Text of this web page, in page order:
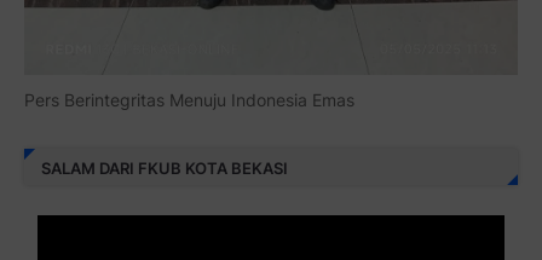
Pers Berintegritas Menuju Indonesia Emas
SALAM DARI FKUB KOTA BEKASI